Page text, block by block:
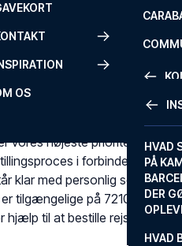
FAQ
HVAD
PÅ
DER
HVAD
OS
Du sammensætter din
perfekt til netop dine
udvalg af
til enhver smag og
der passer dig bedst.
service
vores højeste prioritet. Vi
i forbindelse
klar med personlig service
tilgængelige på 72108303
hjælp til at bestille rejsen.